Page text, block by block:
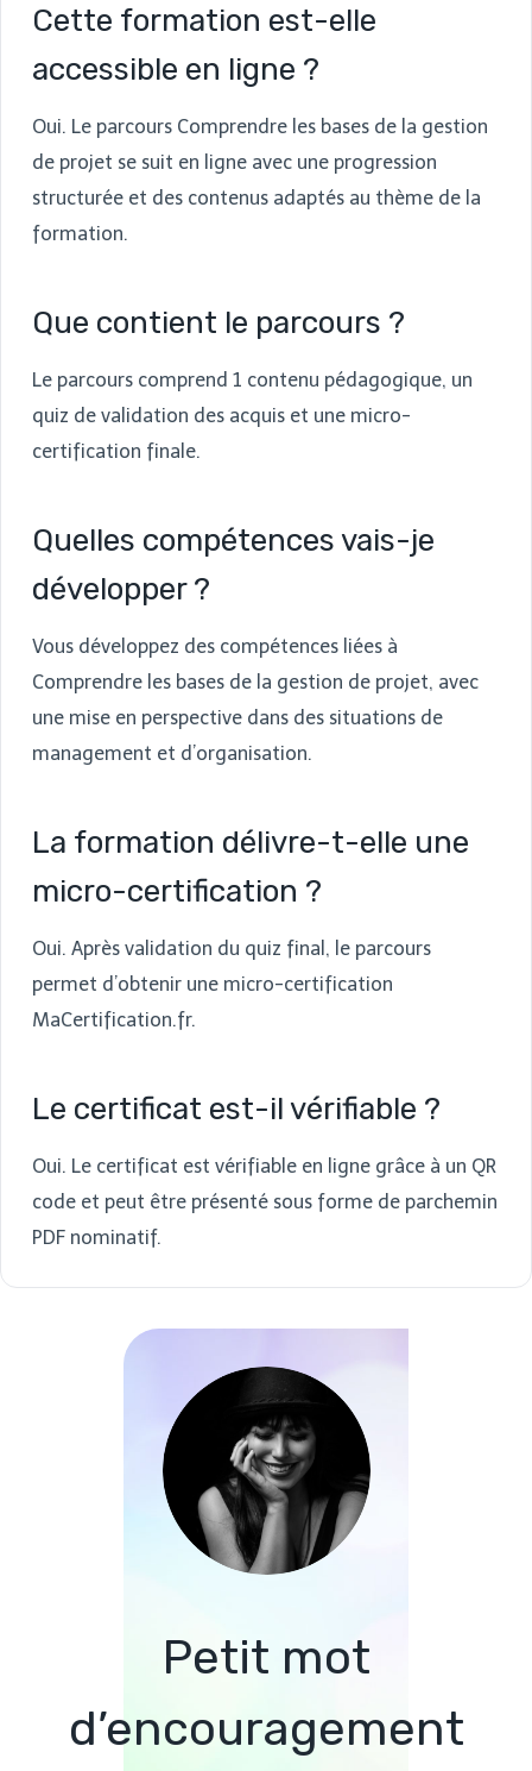
Cette formation est-elle
accessible en ligne ?
Oui. Le parcours Comprendre les bases de la gestion
de projet se suit en ligne avec une progression
structurée et des contenus adaptés au thème de la
formation.
Que contient le parcours ?
Le parcours comprend 1 contenu pédagogique, un
quiz de validation des acquis et une micro-
certification finale.
Quelles compétences vais-je
développer ?
Vous développez des compétences liées à
Comprendre les bases de la gestion de projet, avec
une mise en perspective dans des situations de
management et d’organisation.
La formation délivre-t-elle une
micro-certification ?
Oui. Après validation du quiz final, le parcours
permet d’obtenir une micro-certification
MaCertification.fr.
Le certificat est-il vérifiable ?
Oui. Le certificat est vérifiable en ligne grâce à un QR
code et peut être présenté sous forme de parchemin
PDF nominatif.
Petit mot
d’encouragement